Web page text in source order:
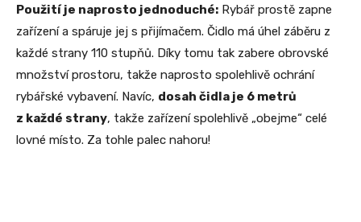
Použití je naprosto jednoduché: Rybář prostě zapne
zařízení a spáruje jej s přijímačem. Čidlo má úhel záběru z
každé strany 110 stupňů. Díky tomu tak zabere obrovské
množství prostoru, takže naprosto spolehlivě ochrání
rybářské vybavení. Navíc, dosah čidla je 6 metrů
z každé strany, takže zařízení spolehlivě „obejme“ celé
lovné místo. Za tohle palec nahoru!